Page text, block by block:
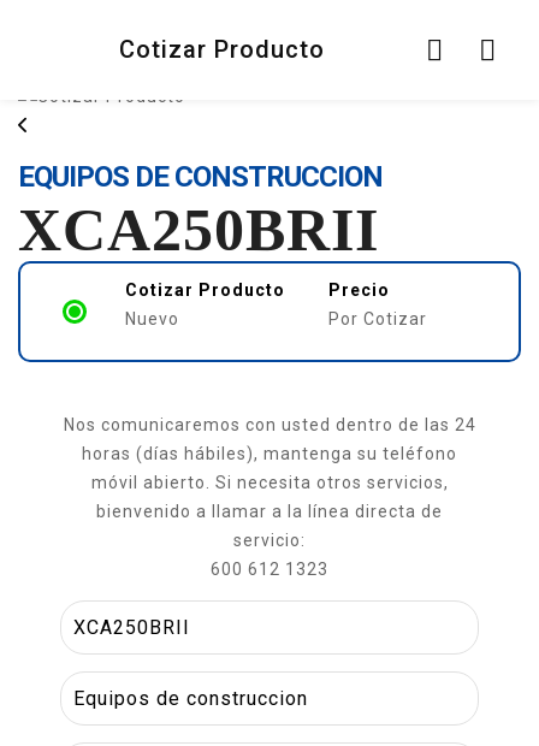
Cotizar Producto
EQUIPOS DE CONSTRUCCION
XCA250BRII
Cotizar Producto
Nuevo
Precio
Por Cotizar
Nos comunicaremos con usted dentro de las 24
horas (días hábiles), mantenga su teléfono
móvil abierto. Si necesita otros servicios,
bienvenido a llamar a la línea directa de
servicio:
600 612 1323